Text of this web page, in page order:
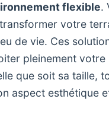
flexible.
votre
de vie. Ces
pleinement votre
que soit sa taille,
aspect esthétique